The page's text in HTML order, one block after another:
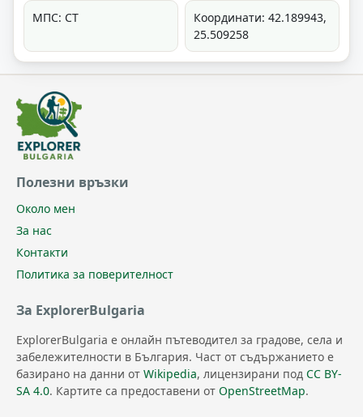
МПС: СТ
Координати: 42.189943,
25.509258
Полезни връзки
Около мен
За нас
Контакти
Политика за поверителност
За ExplorerBulgaria
ExplorerBulgaria е онлайн пътеводител за градове, села и
забележителности в България. Част от съдържанието е
базирано на данни от Wikipedia, лицензирани под CC BY-
SA 4.0. Картите са предоставени от OpenStreetMap.